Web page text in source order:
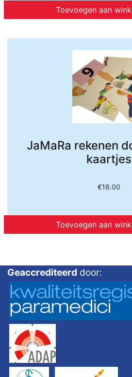
Toevoegen aan
JaMaRa rekenen
kaartjes
€16.00
Toevoegen aan
Geaccrediteerd door: